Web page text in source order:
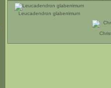
Leucadendron glaberrimum